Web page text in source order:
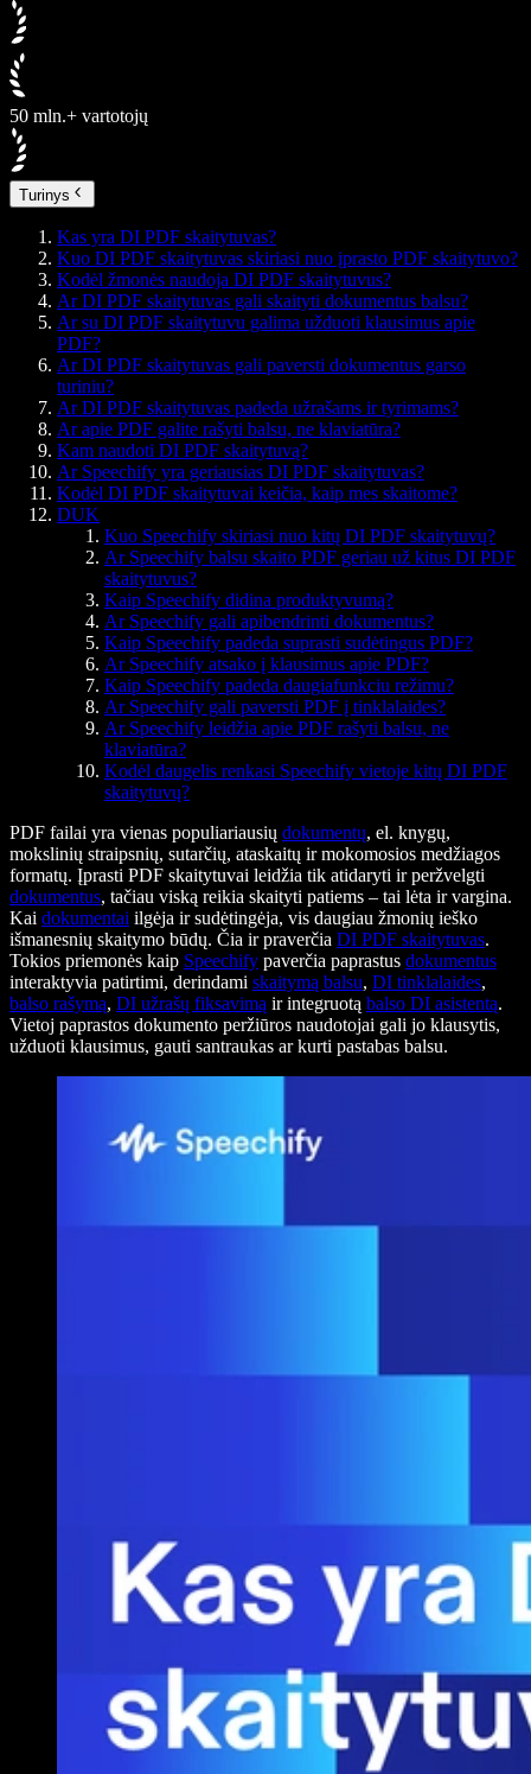
50 mln.+ vartotojų
Turinys
Kas yra DI PDF skaitytuvas?
Kuo DI PDF skaitytuvas skiriasi nuo įprasto PDF skaitytuvo?
Kodėl žmonės naudoja DI PDF skaitytuvus?
Ar DI PDF skaitytuvas gali skaityti dokumentus balsu?
Ar su DI PDF skaitytuvu galima užduoti klausimus apie
PDF?
Ar DI PDF skaitytuvas gali paversti dokumentus garso
turiniu?
Ar DI PDF skaitytuvas padeda užrašams ir tyrimams?
Ar apie PDF galite rašyti balsu, ne klaviatūra?
Kam naudoti DI PDF skaitytuvą?
Ar Speechify yra geriausias DI PDF skaitytuvas?
Kodėl DI PDF skaitytuvai keičia, kaip mes skaitome?
DUK
Kuo Speechify skiriasi nuo kitų DI PDF skaitytuvų?
Ar Speechify balsu skaito PDF geriau už kitus DI PDF
skaitytuvus?
Kaip Speechify didina produktyvumą?
Ar Speechify gali apibendrinti dokumentus?
Kaip Speechify padeda suprasti sudėtingus PDF?
Ar Speechify atsako į klausimus apie PDF?
Kaip Speechify padeda daugiafunkciu režimu?
Ar Speechify gali paversti PDF į tinklalaides?
Ar Speechify leidžia apie PDF rašyti balsu, ne
klaviatūra?
Kodėl daugelis renkasi Speechify vietoje kitų DI PDF
skaitytuvų?
PDF failai yra vienas populiariausių dokumentų, el. knygų,
mokslinių straipsnių, sutarčių, ataskaitų ir mokomosios medžiagos
formatų. Įprasti PDF skaitytuvai leidžia tik atidaryti ir peržvelgti
dokumentus, tačiau viską reikia skaityti patiems – tai lėta ir vargina.
Kai dokumentai ilgėja ir sudėtingėja, vis daugiau žmonių ieško
išmanesnių skaitymo būdų. Čia ir praverčia DI PDF skaitytuvas.
Tokios priemonės kaip Speechify paverčia paprastus dokumentus
interaktyvia patirtimi, derindami skaitymą balsu, DI tinklalaides,
balso rašymą, DI užrašų fiksavimą ir integruotą balso DI asistentą.
Vietoj paprastos dokumento peržiūros naudotojai gali jo klausytis,
užduoti klausimus, gauti santraukas ar kurti pastabas balsu.